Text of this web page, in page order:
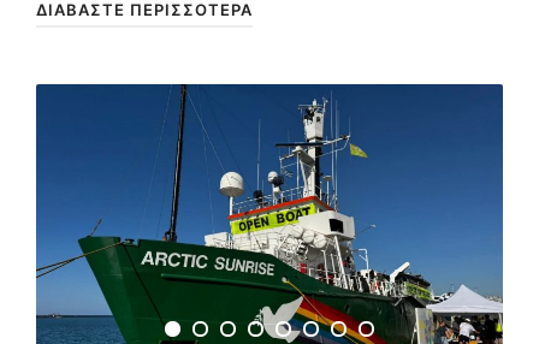
ΔΙΑΒΆΣΤΕ ΠΕΡΙΣΣΌΤΕΡΑ